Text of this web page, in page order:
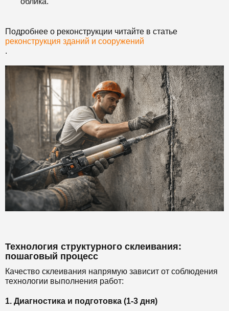
Подробнее о реконструкции читайте в статье
реконструкция зданий и сооружений
.
Технология структурного склеивания:
пошаговый процесс
Качество склеивания напрямую зависит от соблюдения
технологии выполнения работ:
1. Диагностика и подготовка (1-3 дня)